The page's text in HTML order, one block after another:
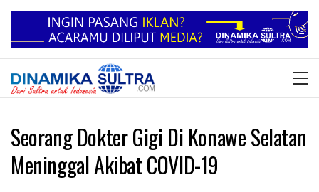
Seorang Dokter Gigi Di Konawe Selatan
Meninggal Akibat COVID-19